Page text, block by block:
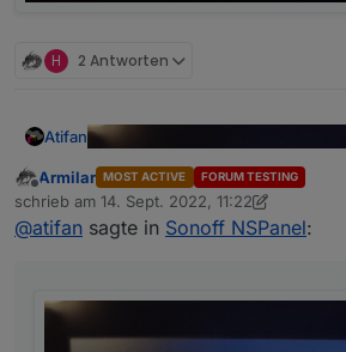
H 2 Antworten
Atifan
Offline
Armilar MOST ACTIVE FORUM TESTING
schrieb am 14. Sept. 2022, 11:22
zuletzt editiert von Armilar
@atifan sagte in Sonoff NSPanel: